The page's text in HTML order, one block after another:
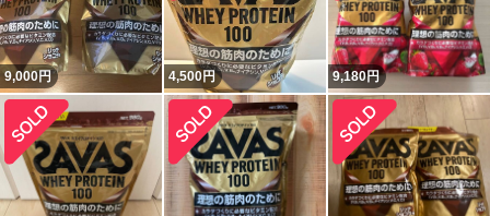
9,000円 4,500円 9,180円